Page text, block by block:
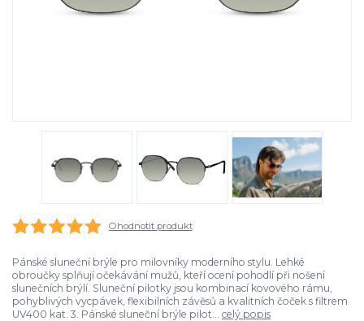
Ohodnotit produkt
Pánské sluneční brýle pro milovníky moderního stylu. Lehké
obroučky splňují očekávání mužů, kteří ocení pohodlí při nošení
slunečních brýlí. Sluneční pilotky jsou kombinací kovového rámu,
pohyblivých vycpávek, flexibilních závěsů a kvalitních čoček s filtrem
UV400 kat. 3. Pánské sluneční brýle pilot... celý popis